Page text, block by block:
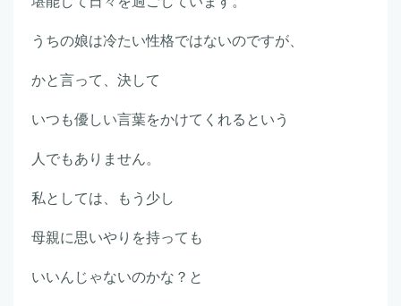
うちの娘は冷たい性格ではないのですが、
かと言って、決して
いつも優しい言葉をかけてくれるという
人でもありません。
私としては、もう少し
母親に思いやりを持っても
いいんじゃないのかな？と